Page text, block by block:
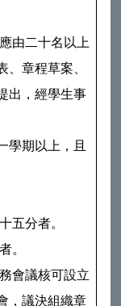
由二十名以上
章程草案、
出，經學生事
學期以上，且
五分者。
。
會議核可設立
，議決組織章